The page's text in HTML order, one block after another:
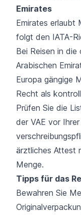
Emirates
Emirates erlaubt
folgt den IATA-
Bei Reisen in die
Arabischen
Europa gängige
Recht als
Prüfen Sie die
der VAE vor
ärztliches Attest
Menge.
Tipps für das
Bewahren Sie